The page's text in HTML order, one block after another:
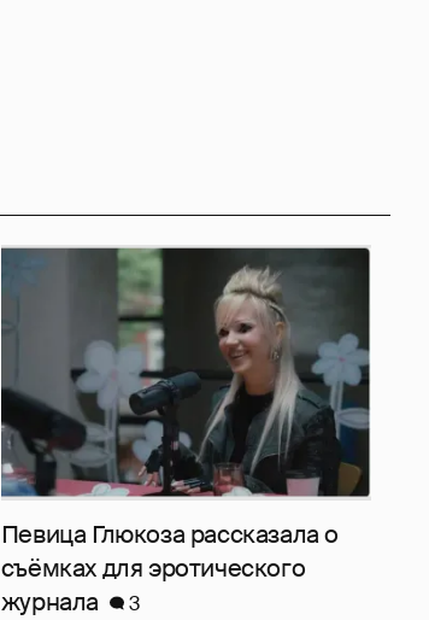
Певица Глюкоза рассказала о
съёмках для эротического
журнала
3